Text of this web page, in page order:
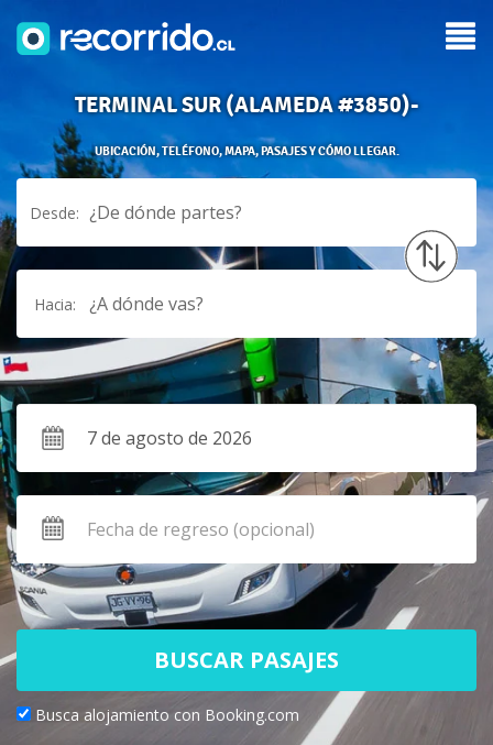
TERMINAL SUR (ALAMEDA #3850)-
UBICACIÓN, TELÉFONO, MAPA, PASAJES Y CÓMO LLEGAR.
Desde: ¿De dónde partes?
Hacia: ¿A dónde vas?
BUSCAR PASAJES
Busca alojamiento con Booking.com